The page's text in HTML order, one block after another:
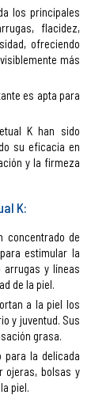
los principales
flacidez,
ofreciendo
más
es apta para
K han sido
su eficacia en
y la firmeza
K:
concentrado de
estimular la
arrugas y líneas
de la piel.
a la piel los
y juventud. Sus
grasa.
para la delicada
ojeras, bolsas y
piel.